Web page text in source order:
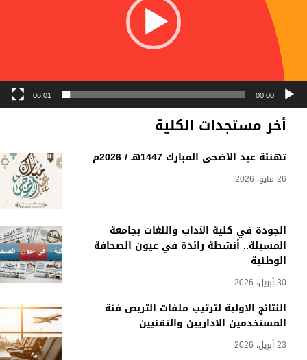
أخر مستجدات الكلية
تهنئة عيد الأضحى المبارك 1447هـ / 2026م
26 مايو، 2026
الجودة في كلية الآداب واللغات بجامعة
المسيلة.. أنشطة رائدة في عيون الصحافة
الوطنية
30 أبريل، 2026
النتائج الاولية لترتيب ملفات التربص فئة
المستخدمين الاداريين والتقنيين
23 أبريل، 2026
00:00
06:01